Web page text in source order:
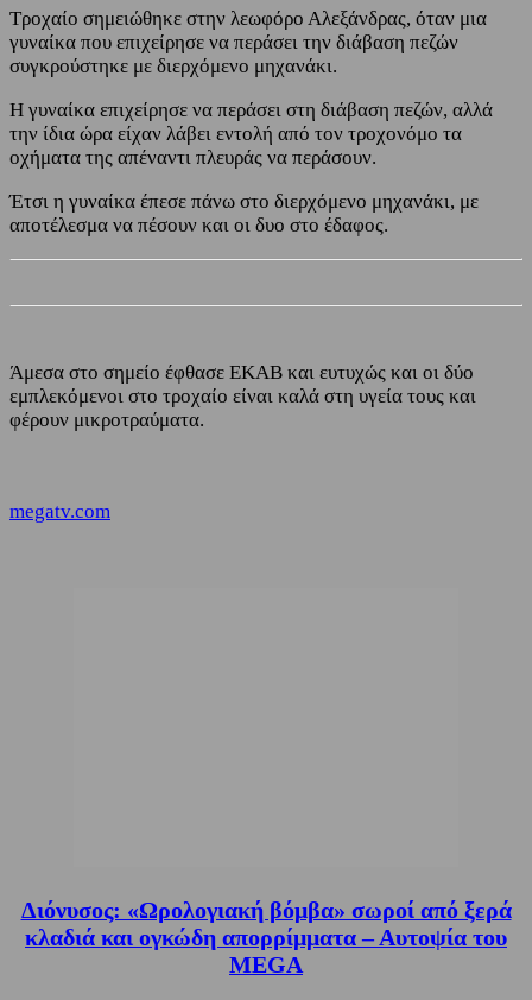
Τροχαίο σημειώθηκε στην λεωφόρο Αλεξάνδρας, όταν μια
γυναίκα που επιχείρησε να περάσει την διάβαση πεζών
συγκρούστηκε με διερχόμενο μηχανάκι.
Η γυναίκα επιχείρησε να περάσει στη διάβαση πεζών, αλλά
την ίδια ώρα είχαν λάβει εντολή από τον τροχονόμο τα
οχήματα της απέναντι πλευράς να περάσουν.
Έτσι η γυναίκα έπεσε πάνω στο διερχόμενο μηχανάκι, με
αποτέλεσμα να πέσουν και οι δυο στο έδαφος.
Άμεσα στο σημείο έφθασε ΕΚΑΒ και ευτυχώς και οι δύο
εμπλεκόμενοι στο τροχαίο είναι καλά στη υγεία τους και
φέρουν μικροτραύματα.
megatv.com
Διόνυσος: «Ωρολογιακή βόμβα» σωροί από ξερά
κλαδιά και ογκώδη απορρίμματα – Αυτοψία του
MEGA